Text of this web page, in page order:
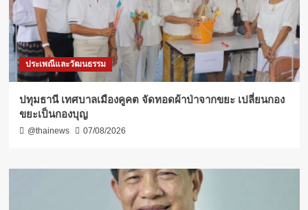
ประเพณีและวัฒนธรรม
ปทุมธานี เทศบาลเมืองคูคต จัดทอดผ้าป่าจากขยะ เปลี่ยนกอง
ขยะเป็นกองบุญ
@thainews 07/08/2026